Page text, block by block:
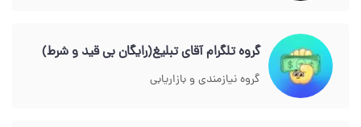
گروه تلگرام آقای تبلیغ(رایگان بی قید و شرط)
گروه نیازمندی و بازاریابی